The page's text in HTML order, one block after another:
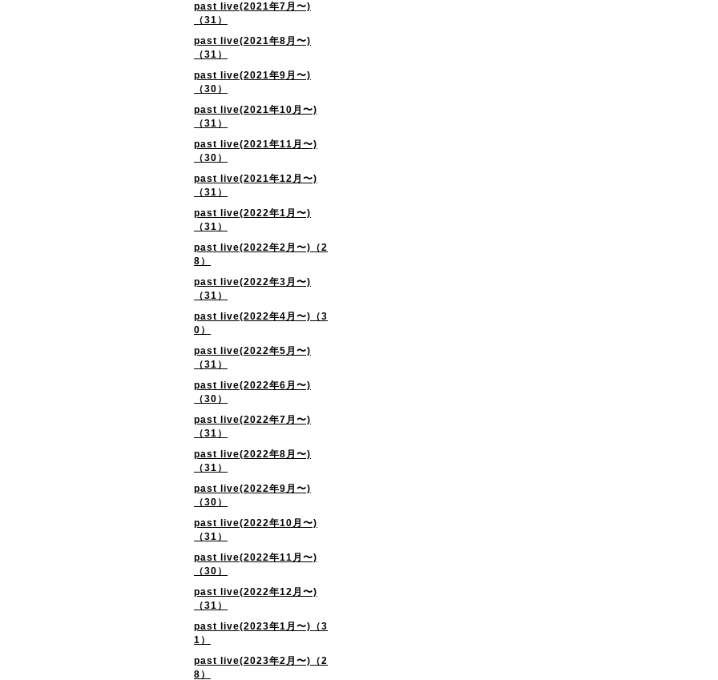
past live(2021年7月〜)
（31）
past live(2021年8月〜)
（31）
past live(2021年9月〜)
（30）
past live(2021年10月〜)
（31）
past live(2021年11月〜)
（30）
past live(2021年12月〜)
（31）
past live(2022年1月〜)
（31）
past live(2022年2月〜)（2
8）
past live(2022年3月〜)
（31）
past live(2022年4月〜)（3
0）
past live(2022年5月〜)
（31）
past live(2022年6月〜)
（30）
past live(2022年7月〜)
（31）
past live(2022年8月〜)
（31）
past live(2022年9月〜)
（30）
past live(2022年10月〜)
（31）
past live(2022年11月〜)
（30）
past live(2022年12月〜)
（31）
past live(2023年1月〜)（3
1）
past live(2023年2月〜)（2
8）